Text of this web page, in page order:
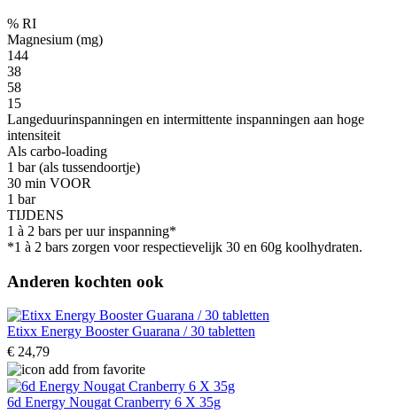
% RI
Magnesium (mg)
144
38
58
15
Langeduurinspanningen en intermittente inspanningen aan hoge
intensiteit
Als carbo-loading
1 bar (als tussendoortje)
30 min VOOR
1 bar
TIJDENS
1 à 2 bars per uur inspanning*
*1 à 2 bars zorgen voor respectievelijk 30 en 60g koolhydraten.
Anderen kochten ook
Etixx Energy Booster Guarana / 30 tabletten
€ 24,79
6d Energy Nougat Cranberry 6 X 35g